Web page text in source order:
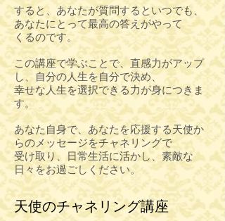
すると、あなたが質問するといつでも、
あなたにとって最高の答えがやって
くるのです。
この講座で学ぶことで、直感力がアップ
し、自分の人生を自分で決め、
幸せな人生を選択できる力が身につきま
す。
あなた自身で、あなたを応援する天使か
らのメッセージをチャネリングで
受け取り、日常生活に活かし、素敵な
日々をお過ごしください。
天使のチャネリング講座